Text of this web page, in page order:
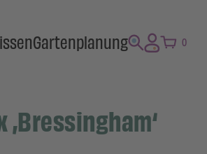
Gartenplanung 0